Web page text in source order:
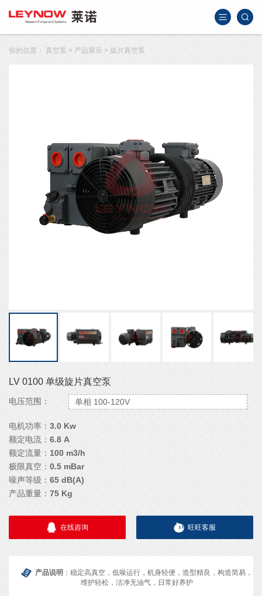
你的位置： 真空泵 > 产品展示 > 旋片真空泵
LV 0100 单级旋片真空泵
电压范围： 单相 100-120V
电机功率： 3.0 Kw
额定电流： 6.8 A
额定流量： 100 m3/h
极限真空： 0.5 mBar
噪声等级： 65 dB(A)
产品重量： 75 Kg
在线咨询 旺旺客服
产品说明 ：稳定高真空，低噪运行，机身轻便，造型精良，构造简易，
维护轻松，洁净无油气，日常好养护